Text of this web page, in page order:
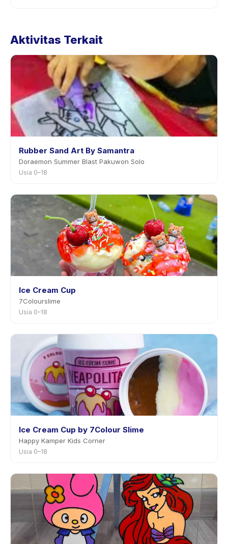
halaman aktivitas di aplikasi. Kebanyakan penyedia
pemberitahuan sebelumnya.
Aktivitas Terkait
Rubber Sand Art By Samantra
Doraemon Summer Blast Pakuwon Solo
Usia 0–18
Ice Cream Cup
7Colourslime
Usia 0–18
Ice Cream Cup by 7Colour Slime
Happy Kamper Kids Corner
Usia 0–18